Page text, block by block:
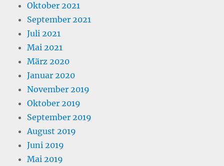
Oktober 2021
September 2021
Juli 2021
Mai 2021
März 2020
Januar 2020
November 2019
Oktober 2019
September 2019
August 2019
Juni 2019
Mai 2019